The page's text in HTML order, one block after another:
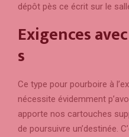
dépôt pès ce écrit sur le
Exigences
s
Ce type pour pourboire à
nécessite évidemment
apporte nos cartouches
de poursuivre un’destinée.